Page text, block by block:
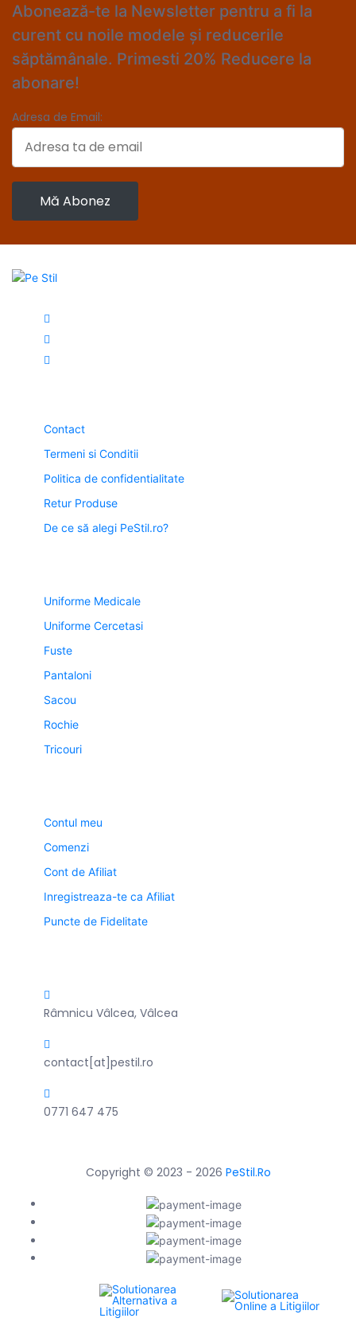
Abonează-te la Newsletter pentru a fi la
curent cu noile modele și reducerile
săptămânale. Primesti 20% Reducere la
abonare!
Adresa de Email:
Contact
Termeni si Conditii
Politica de confidentialitate
Retur Produse
De ce să alegi PeStil.ro?
Uniforme Medicale
Uniforme Cercetasi
Fuste
Pantaloni
Sacou
Rochie
Tricouri
Contul meu
Comenzi
Cont de Afiliat
Inregistreaza-te ca Afiliat
Puncte de Fidelitate
Râmnicu Vâlcea, Vâlcea
contact[at]pestil.ro
0771 647 475
Copyright © 2023 - 2026 PeStil.Ro